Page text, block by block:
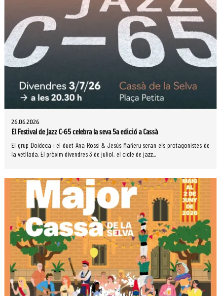
26.06.2026
El Festival de Jazz C-65 celebra la seva 5a edició a Cassà
El grup Doideca i el duet Ana Rossi & Jesús Mañeru seran els protagonistes de
la vetllada. El pròxim divendres 3 de juliol, el cicle de jazz...